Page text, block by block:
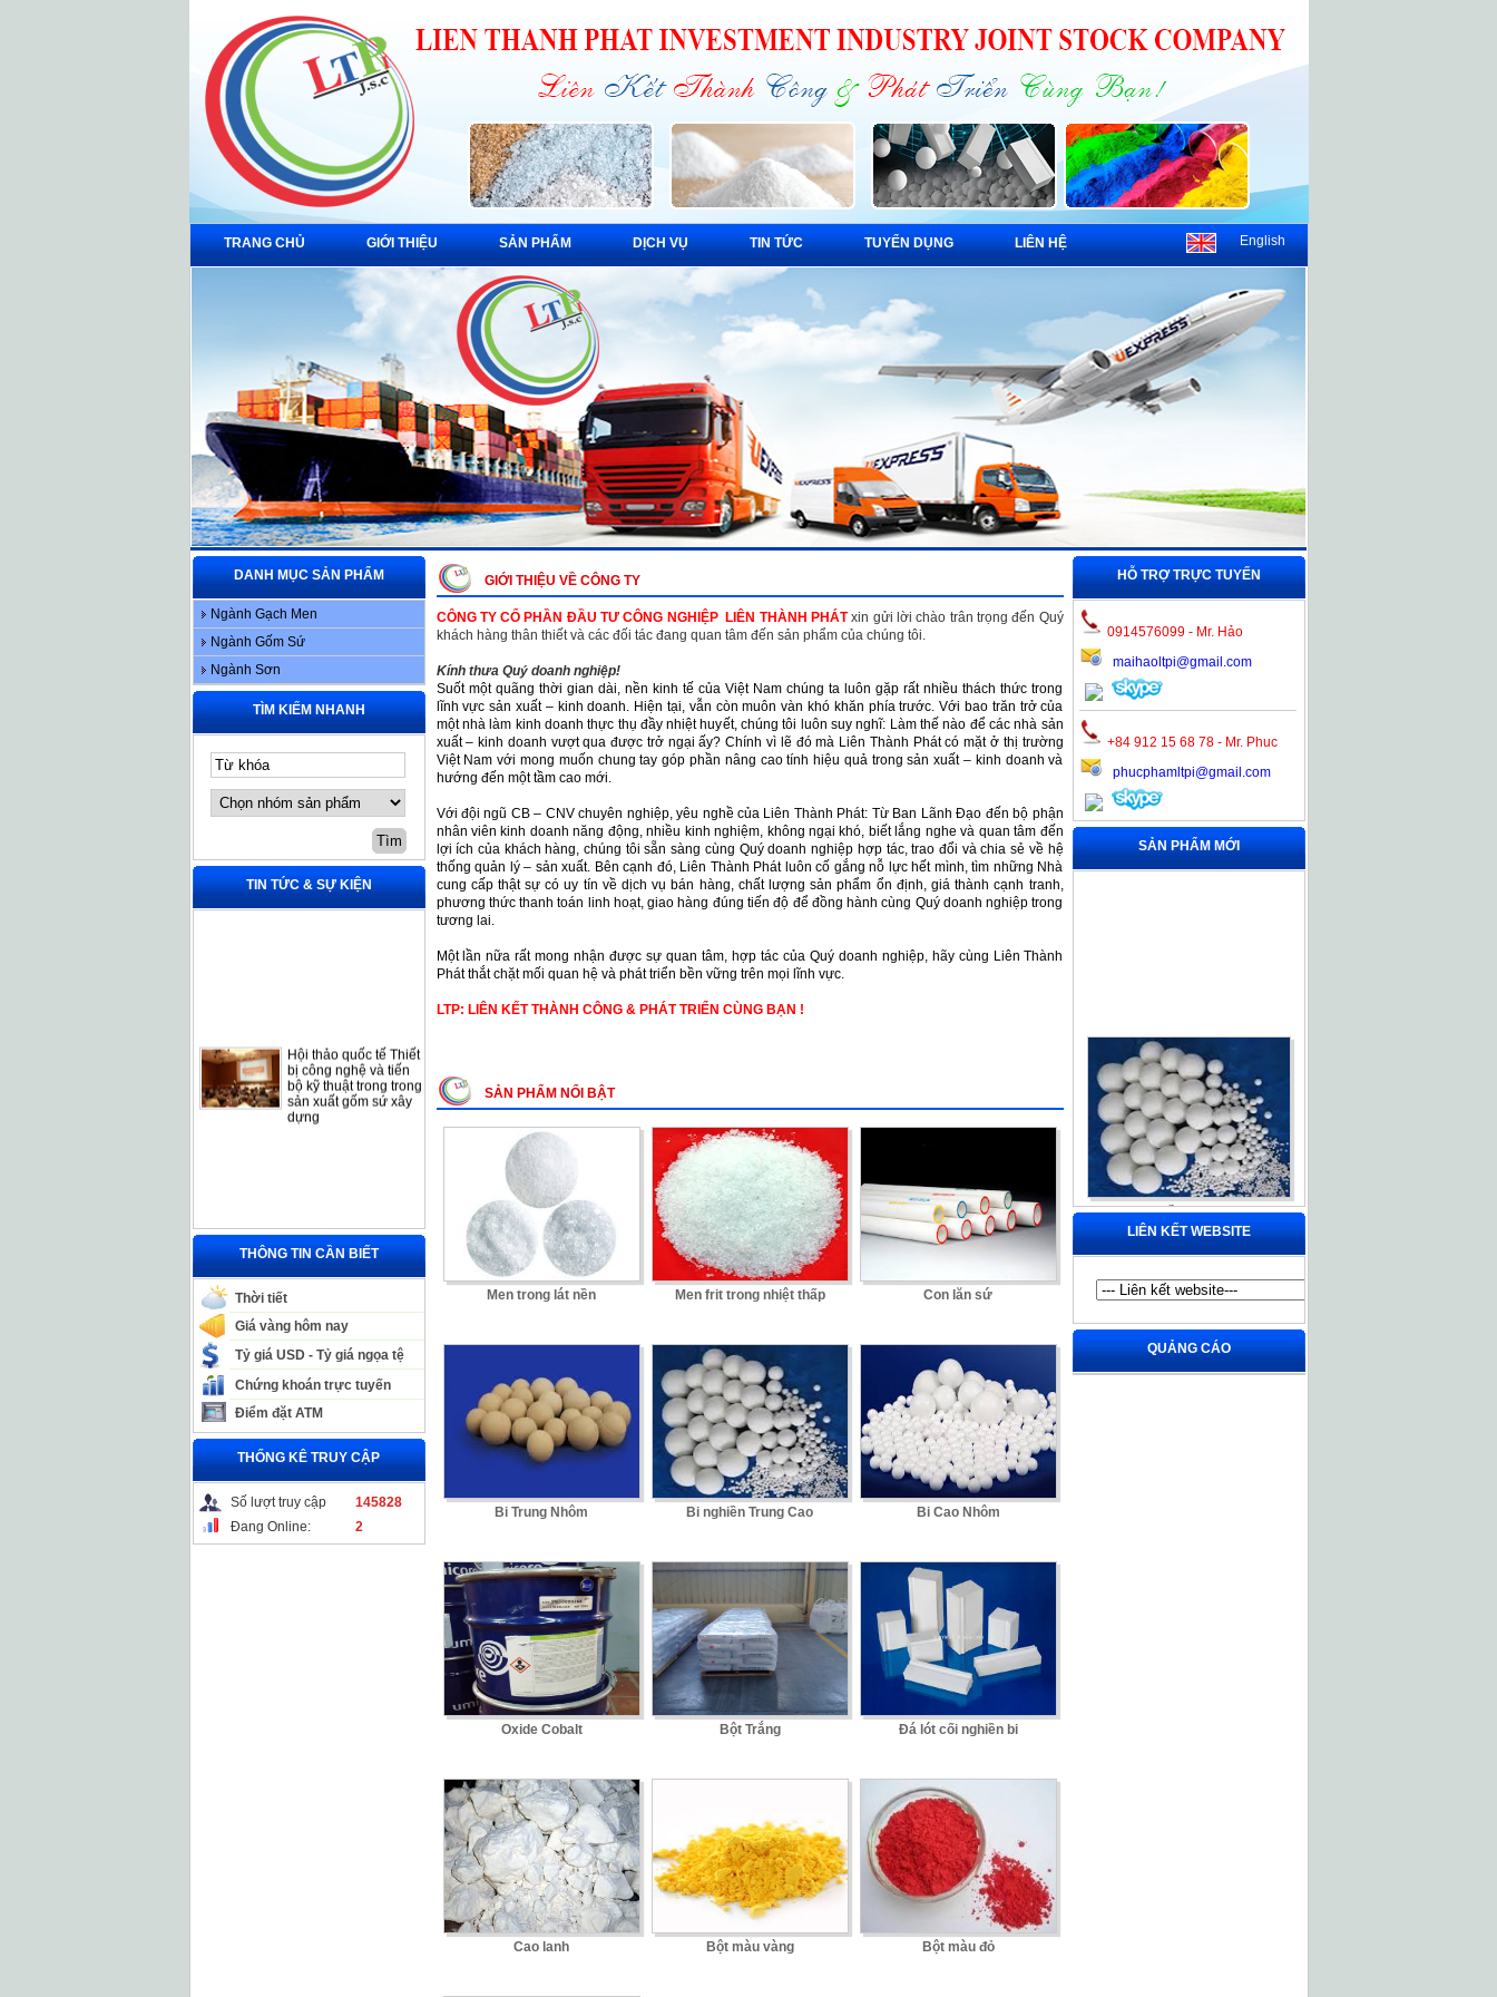
TRANG CHỦ GIỚI THIỆU SẢN PHẨM DỊCH VỤ TIN TỨC TUYỂN DỤNG LIÊN HỆ English
DANH MỤC SẢN PHẨM
Ngành Gạch Men
Ngành Gốm Sứ
Ngành Sơn
TÌM KIẾM NHANH
TIN TỨC & SỰ KIỆN
bị công nghệ và tiến
bộ kỹ thuật trong trong
sản xuất gốm sứ xây
dựng
THÔNG TIN CẦN BIẾT
Thời tiết
Giá vàng hôm nay
Tỷ giá USD - Tỷ giá ngọa tệ
Chứng khoán trực tuyến
Điểm đặt ATM
THỐNG KÊ TRUY CẬP
Số lượt truy cập
145828
Đang Online:
2
GIỚI THIỆU VỀ CÔNG TY
CÔNG TY CỔ PHẦN ĐẦU TƯ CÔNG NGHIỆP LIÊN THÀNH PHÁT xin gửi lời chào trân trọng đến Quý
khách hàng thân thiết và các đối tác đang quan tâm đến sản phẩm của chúng tôi.
Kính thưa Quý doanh nghiệp!
Suốt một quãng thời gian dài, nền kinh tế của Việt Nam chúng ta luôn gặp rất nhiều thách thức trong
lĩnh vực sản xuất – kinh doanh. Hiện tại, vẫn còn muôn vàn khó khăn phía trước. Với bao trăn trở của
một nhà làm kinh doanh thực thụ đầy nhiệt huyết, chúng tôi luôn suy nghĩ: Làm thế nào để các nhà sản
xuất – kinh doanh vượt qua được trở ngại ấy? Chính vì lẽ đó mà Liên Thành Phát có mặt ở thị trường
Việt Nam với mong muốn chung tay góp phần nâng cao tính hiệu quả trong sản xuất – kinh doanh và
hướng đến một tầm cao mới.
Với đội ngũ CB – CNV chuyên nghiệp, yêu nghề của Liên Thành Phát: Từ Ban Lãnh Đạo đến bộ phận
nhân viên kinh doanh năng động, nhiều kinh nghiệm, không ngại khó, biết lắng nghe và quan tâm đến
lợi ích của khách hàng, chúng tôi sẵn sàng cùng Quý doanh nghiệp hợp tác, trao đổi và chia sẻ về hệ
thống quản lý – sản xuất. Bên cạnh đó, Liên Thành Phát luôn cố gắng nỗ lực hết mình, tìm những Nhà
cung cấp thật sự có uy tín về dịch vụ bán hàng, chất lượng sản phẩm ổn định, giá thành cạnh tranh,
phương thức thanh toán linh hoạt, giao hàng đúng tiến độ để đồng hành cùng Quý doanh nghiệp trong
tương lai.
Một lần nữa rất mong nhận được sự quan tâm, hợp tác của Quý doanh nghiệp, hãy cùng Liên Thành
Phát thắt chặt mối quan hệ và phát triển bền vững trên mọi lĩnh vực.
LTP: LIÊN KẾT THÀNH CÔNG & PHÁT TRIỂN CÙNG BẠN !
SẢN PHẨM NỔI BẬT
Men trong lát nền Men frit trong nhiệt thấp Con lăn sứ
Bi Trung Nhôm Bi nghiền Trung Cao Bi Cao Nhôm
Oxide Cobalt Bột Trắng Đá lót cối nghiền bi
Cao lanh Bột màu vàng Bột màu đỏ
HỖ TRỢ TRỰC TUYẾN
0914576099 - Mr. Hảo
maihaoltpi@gmail.com
+84 912 15 68 78 - Mr. Phuc
phucphamltpi@gmail.com
SẢN PHẨM MỚI
Bi nghiền Trung Cao
LIÊN KẾT WEBSITE
QUẢNG CÁO